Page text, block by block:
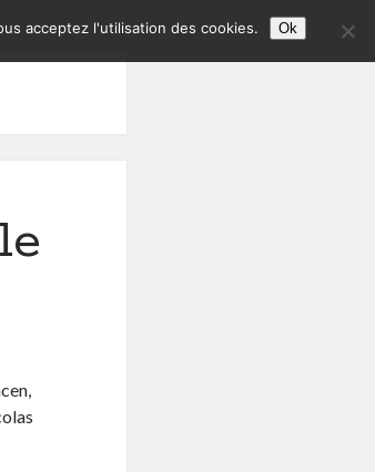
acceptez l'utilisation des cookies. Ok